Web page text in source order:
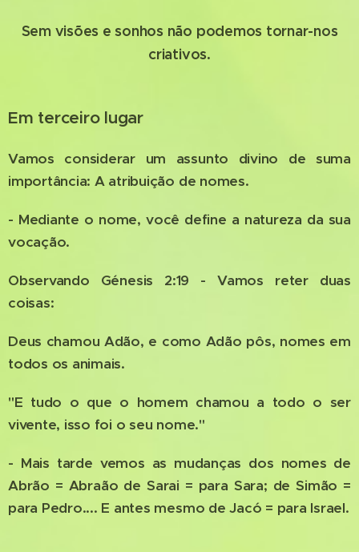
Sem visões e sonhos não podemos tornar-nos
criativos.
Em terceiro lugar
Vamos considerar um assunto divino de suma
importância: A atribuição de nomes.
- Mediante o nome, você define a natureza da sua
vocação.
Observando Génesis 2:19 - Vamos reter duas
coisas:
Deus chamou Adão, e como Adão pôs, nomes em
todos os animais.
"E tudo o que o homem chamou a todo o ser
vivente, isso foi o seu nome."
- Mais tarde vemos as mudanças dos nomes de
Abrão = Abraão de Sarai = para Sara; de Simão =
para Pedro.... E antes mesmo de Jacó = para Israel.